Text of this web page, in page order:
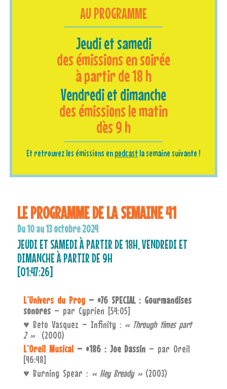
AU PROGRAMME
Jeudi et samedi
des émissions en soirée
à partir de 18 h
Vendredi et dimanche
des émissions le matin
dès 9 h
Et retrouvez les émissions enpodcastla semaine suivante !
LE PROGRAMME DE LA SEMAINE 41
Du 10 au 13 octobre 2024
JEUDI ET SAMEDI À PARTIR DE 18H, VENDREDI ET
DIMANCHE À PARTIR DE 9H
[01:47:26]
L’Univers du Prog– #76 SPECIAL : Gourmandises
sonores – par Cyprien [54:05]
♥ Beto Vasquez – Infinity : « Through times part
2 »(2000)
L’Oreil Musical– #186 : Joe Dassin – par Oreil
[46:48]
♥ Burning Spear : « Hey Bready » (2003)